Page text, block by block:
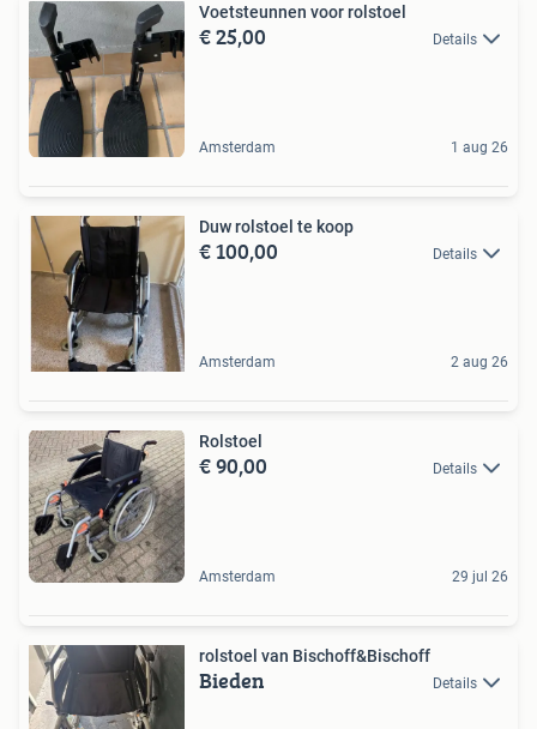
Voetsteunnen voor rolstoel
€ 25,00 Details
Amsterdam 1 aug 26
Duw rolstoel te koop
€ 100,00 Details
Amsterdam 2 aug 26
Rolstoel
€ 90,00 Details
Amsterdam 29 jul 26
rolstoel van Bischoff&Bischoff
Bieden Details